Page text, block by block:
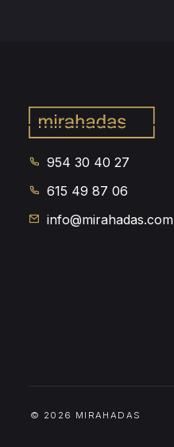
954 30 40 27
615 49 87 06
info@mirahadas.com
© 2026 MIRAHADAS